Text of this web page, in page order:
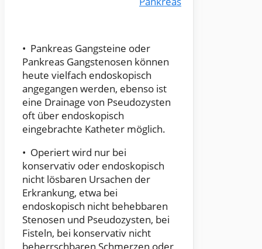
• Pankreas Gangsteine oder
Pankreas Gangstenosen können
heute vielfach endoskopisch
angegangen werden, ebenso ist
eine Drainage von Pseudozysten
oft über endoskopisch
eingebrachte Katheter möglich.
• Operiert wird nur bei
konservativ oder endoskopisch
nicht lösbaren Ursachen der
Erkrankung, etwa bei
endoskopisch nicht behebbaren
Stenosen und Pseudozysten, bei
Fisteln, bei konservativ nicht